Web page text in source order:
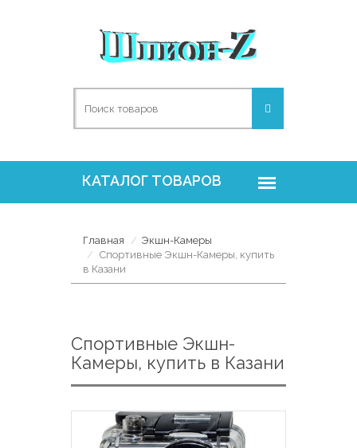
Главная
Экшн-Камеры
Спортивные Экшн-Камеры, купить
в Казани
Спортивные Экшн-
Камеры, купить в Казани